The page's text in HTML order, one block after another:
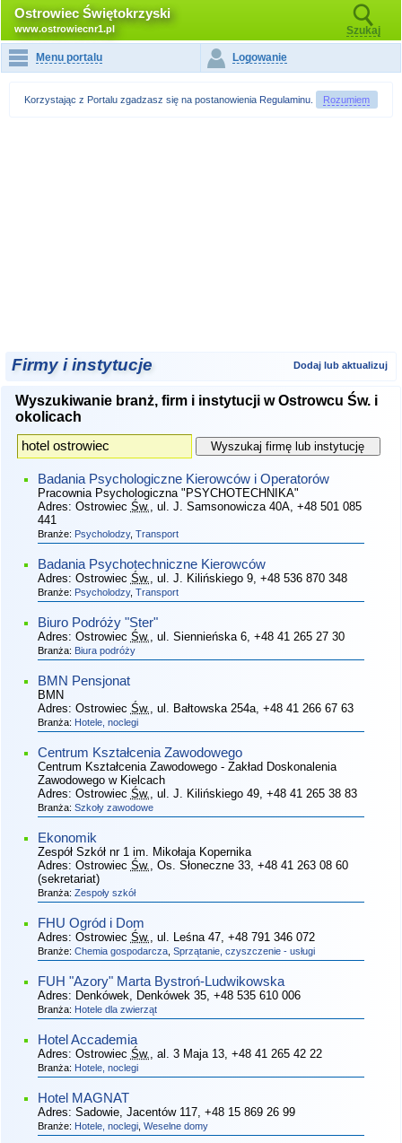
Ostrowiec Świętokrzyski
www.ostrowiecnr1.pl Szukaj
Menu portalu Logowanie
Korzystając z Portalu zgadzasz się na postanowienia Regulaminu Rozumiem
Firmy i instytucje Dodaj lub aktualizuj
Wyszukiwanie branż, firm i instytucji w Ostrowcu Św. i
okolicach
Badania Psychologiczne Kierowców i Operatorów
Pracownia Psychologiczna "PSYCHOTECHNIKA"
Adres: Ostrowiec Św. , ul. J. Samsonowicza 40A, +48 501 085
441
Branże: Psycholodzy, Transport
Badania Psychotechniczne Kierowców
Adres: Ostrowiec Św. , ul. J. Kilińskiego 9, +48 536 870 348
Branże: Psycholodzy, Transport
Biuro Podróży "Ster"
Adres: Ostrowiec Św. , ul. Siennieńska 6, +48 41 265 27 30
Branża: Biura podróży
BMN Pensjonat
BMN
Adres: Ostrowiec Św. , ul. Bałtowska 254a, +48 41 266 67 63
Branża: Hotele, noclegi
Centrum Kształcenia Zawodowego
Centrum Kształcenia Zawodowego - Zakład Doskonalenia
Zawodowego w Kielcach
Adres: Ostrowiec Św. , ul. J. Kilińskiego 49, +48 41 265 38 83
Branża: Szkoły zawodowe
Ekonomik
Zespół Szkół nr 1 im. Mikołaja Kopernika
Adres: Ostrowiec Św. , Os. Słoneczne 33, +48 41 263 08 60
(sekretariat)
Branża: Zespoły szkół
FHU Ogród i Dom
Adres: Ostrowiec Św. , ul. Leśna 47, +48 791 346 072
Branże: Chemia gospodarcza, Sprzątanie, czyszczenie - usługi
FUH "Azory" Marta Bystroń-Ludwikowska
Adres: Denkówek, Denkówek 35, +48 535 610 006
Branża: Hotele dla zwierząt
Hotel Accademia
Adres: Ostrowiec Św. , al. 3 Maja 13, +48 41 265 42 22
Branża: Hotele, noclegi
Hotel MAGNAT
Adres: Sadowie, Jacentów 117, +48 15 869 26 99
Branże: Hotele, noclegi, Weselne domy